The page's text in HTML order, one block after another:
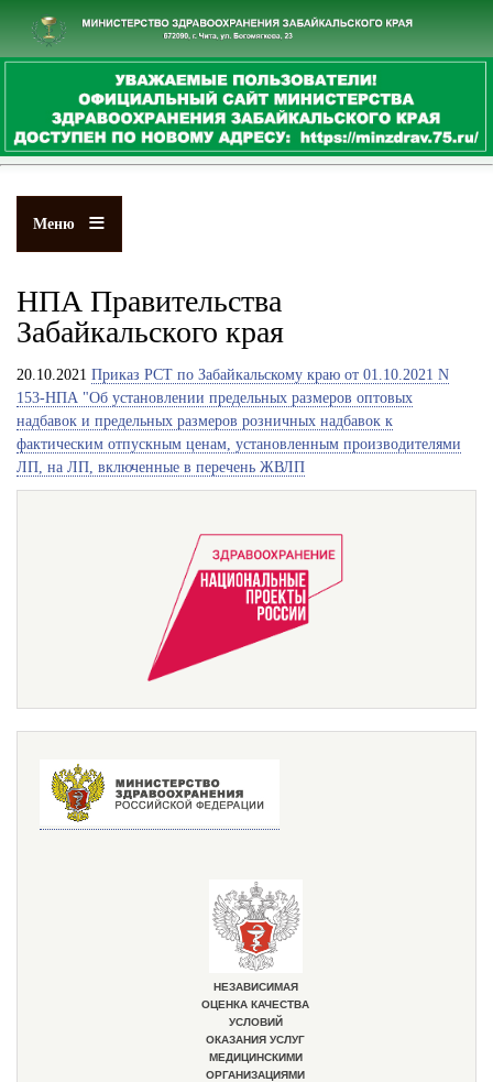
к
основному
содержанию
Меню
НПА Правительства
Забайкальского края
20.10.2021 Приказ РСТ по Забайкальскому краю от 01.10.2021 N
153-НПА "Об установлении предельных размеров оптовых
надбавок и предельных размеров розничных надбавок к
фактическим отпускным ценам, установленным производителями
ЛП, на ЛП, включенные в перечень ЖВЛП